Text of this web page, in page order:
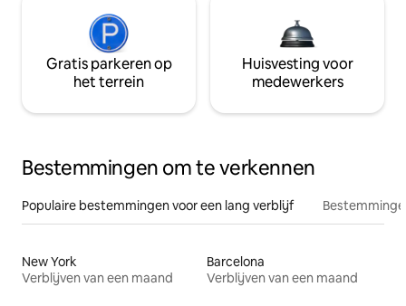
Gratis parkeren op
het terrein
Huisvesting voor
medewerkers
Bestemmingen om te verkennen
Populaire bestemmingen voor een lang verblijf
New York
Verblijven van een maand
Barcelona
Verblijven van een maand